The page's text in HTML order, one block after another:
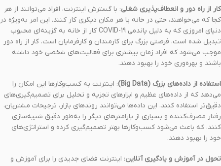
کار از راه دور و انعطاف‌پذیری شغلی: با گسترش اینترنت، افراد می‌توانند از هر
کجا که می‌خواهند، حتی در خانه یا هر مکان دیگری کار کنند. این امر به‌ویژه در
دنیای امروزی که به دلیل پاندمی COVID-19 کار از خانه به گزینه‌ای محبوب
تبدیل شده است، فرصتی بزرگ برای کارمندان و کارفرمایان است. کار از راه دور
موجب می‌شود که افراد زمان بیشتری برای فعالیت‌های شخصی خود داشته
باشند و بهره‌وری خود را بهبود دهند.
استفاده از داده‌های بزرگ (Big Data)
: اینترنت به کسب‌وکارها این امکان را
می‌دهد که از داده‌های عظیم و ابزارهای تجزیه و تحلیل برای تصمیم‌گیری‌های
دقیق‌تر استفاده کنند. این داده‌ها می‌توانند روندهای بازار، ترجیحات مشتریان،
رفتار مصرف‌کننده و بسیاری از پارامترهای دیگر را به‌طور دقیق شبیه‌سازی
کنند، که باعث می‌شود کسب‌وکارها بهتر تصمیم‌گیری کرده و استراتژی‌های
خود را بهبود دهند.
تحول در آموزش و یادگیری آنلاین: اینترنت فضای جدیدی را برای آموزش و